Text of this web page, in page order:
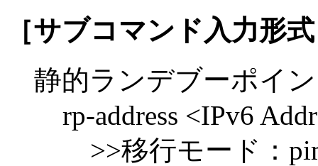
［サブコマンド入力形
静的ランデブーポイ
rp-address <IPv6
>>移行モード：